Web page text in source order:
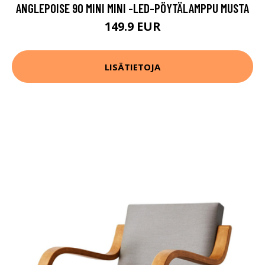
ANGLEPOISE 90 MINI MINI -LED-PÖYTÄLAMPPU MUSTA
149.9 EUR
LISÄTIETOJA